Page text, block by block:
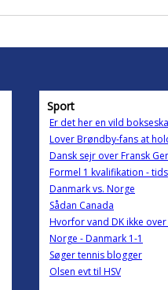
Sport
Er det her en vild
Lover Brøndby-fans at
Dansk sejr over Fransk
Formel 1 kvalifikation -
Danmark vs. Norge
Sådan Canada
Hvorfor vand DK ikke
Norge - Danmark 1-1
Søger tennis blogger
Olsen evt til HSV